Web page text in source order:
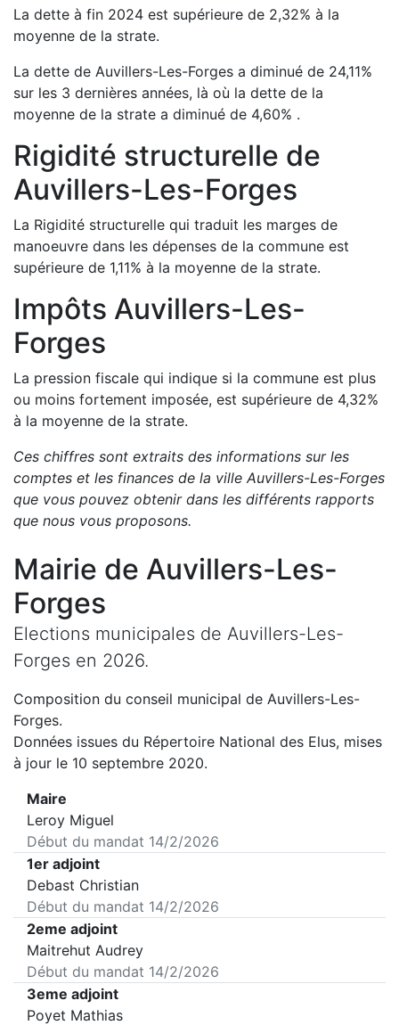
La dette à fin 2024 est supérieure de 2,32% à la
moyenne de la strate.
La dette de Auvillers-Les-Forges a diminué de 24,11%
sur les 3 dernières années, là où la dette de la
moyenne de la strate a diminué de 4,60% .
Rigidité structurelle de
Auvillers-Les-Forges
La Rigidité structurelle qui traduit les marges de
manoeuvre dans les dépenses de la commune est
supérieure de 1,11% à la moyenne de la strate.
Impôts Auvillers-Les-
Forges
La pression fiscale qui indique si la commune est plus
ou moins fortement imposée, est supérieure de 4,32%
à la moyenne de la strate.
Ces chiffres sont extraits des informations sur les
comptes et les finances de la ville Auvillers-Les-Forges
que vous pouvez obtenir dans les différents rapports
que nous vous proposons.
Mairie de Auvillers-Les-
Forges
Elections municipales de Auvillers-Les-
Forges en 2026.
Composition du conseil municipal de Auvillers-Les-
Forges.
Données issues du Répertoire National des Elus, mises
à jour le 10 septembre 2020.
Maire
Leroy Miguel
Début du mandat 14/2/2026
1er adjoint
Debast Christian
Début du mandat 14/2/2026
2eme adjoint
Maitrehut Audrey
Début du mandat 14/2/2026
3eme adjoint
Poyet Mathias